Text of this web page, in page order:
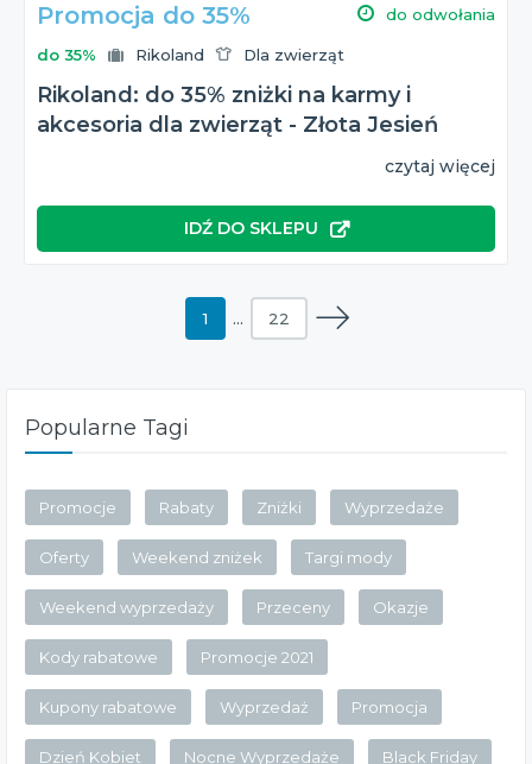
Promocja do 35% do odwołania
do 35% Rikoland Dla zwierząt
Rikoland: do 35% zniżki na karmy i
akcesoria dla zwierząt - Złota Jesień
czytaj więcej
IDŹ DO SKLEPU
1 … 22
Popularne Tagi
Promocje Rabaty Zniżki Wyprzedaże
Oferty Weekend zniżek Targi mody
Weekend wyprzedaży Przeceny Okazje
Kody rabatowe Promocje 2021
Kupony rabatowe Wyprzedaż Promocja
Dzień Kobiet Nocne Wyprzedaże Black Friday